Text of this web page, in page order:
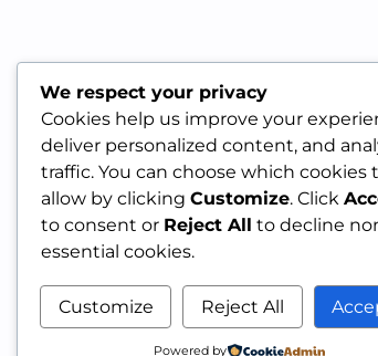
We respect your privacy
Cookies help us improve your
deliver personalized content, and
traffic. You can choose which cookies
allow by clicking Customize. Click
to consent or Reject All to decline
essential cookies.
Customize Reject All
Powered by